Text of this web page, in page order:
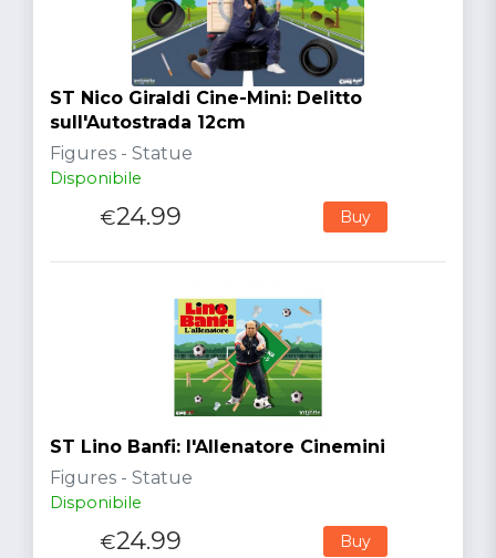
ST Nico Giraldi Cine-Mini: Delitto
sull'Autostrada 12cm
Figures - Statue
Disponibile
€24.99 Buy
ST Lino Banfi: l'Allenatore Cinemini
Figures - Statue
Disponibile
€24.99 Buy